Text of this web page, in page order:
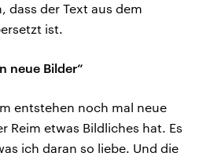
dass der Text aus dem
ist.
neue Bilder“
entstehen noch mal neue
Reim etwas Bildliches hat. Es
ich daran so liebe. Und die